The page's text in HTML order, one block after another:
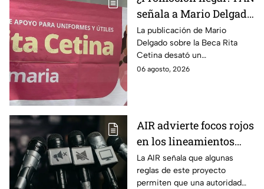
señala a Mario Delgado
por publicación sobre
la Beca Rita Cetina
La publicación de Mario
Delgado sobre la Beca Rita
Cetina desató un
enfrentamiento entre Morena
06 agosto, 2026
AIR advierte focos rojos
en los lineamientos
para proteger a las
audiencias
La AIR señala que algunas
reglas de este proyecto
permiten que una autoridad